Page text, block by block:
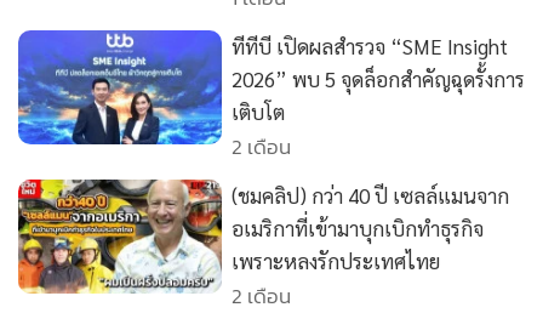
Management & HR
• MGR Live
• Infographic
• ท่องเที่ยว
• กีฬา
• ต่างประเทศ
ทีทีบี เปิดผลสำรวจ “SME Insight
2026” พบ 5 จุดล็อกสำคัญฉุดรั้งการ
เติบโต
2 เดือน
(ชมคลิป) กว่า 40 ปี เซลล์แมนจาก
อเมริกาที่เข้ามาบุกเบิกทำธุรกิจ
เพราะหลงรักประเทศไทย
2 เดือน